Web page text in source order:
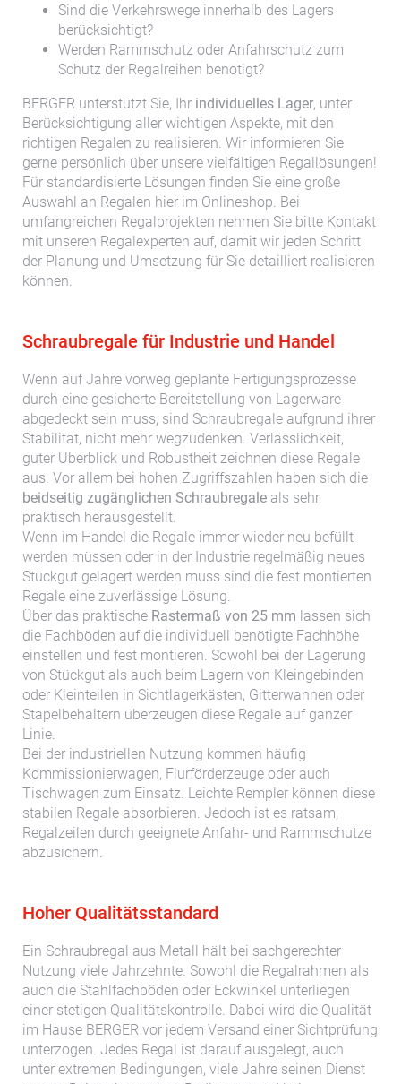
Sind die Verkehrswege innerhalb des Lagers
berücksichtigt?
Werden Rammschutz oder Anfahrschutz zum
Schutz der Regalreihen benötigt?
BERGER unterstützt Sie, Ihr individuelles Lager, unter
Berücksichtigung aller wichtigen Aspekte, mit den
richtigen Regalen zu realisieren. Wir informieren Sie
gerne persönlich über unsere vielfältigen Regallösungen!
Für standardisierte Lösungen finden Sie eine große
Auswahl an Regalen hier im Onlineshop. Bei
umfangreichen Regalprojekten nehmen Sie bitte Kontakt
mit unseren Regalexperten auf, damit wir jeden Schritt
der Planung und Umsetzung für Sie detailliert realisieren
können.
Schraubregale für Industrie und Handel
Wenn auf Jahre vorweg geplante Fertigungsprozesse
durch eine gesicherte Bereitstellung von Lagerware
abgedeckt sein muss, sind Schraubregale aufgrund ihrer
Stabilität, nicht mehr wegzudenken. Verlässlichkeit,
guter Überblick und Robustheit zeichnen diese Regale
aus. Vor allem bei hohen Zugriffszahlen haben sich die
beidseitig zugänglichen Schraubregale als sehr
praktisch herausgestellt.
Wenn im Handel die Regale immer wieder neu befüllt
werden müssen oder in der Industrie regelmäßig neues
Stückgut gelagert werden muss sind die fest montierten
Regale eine zuverlässige Lösung.
Über das praktische Rastermaß von 25 mm lassen sich
die Fachböden auf die individuell benötigte Fachhöhe
einstellen und fest montieren. Sowohl bei der Lagerung
von Stückgut als auch beim Lagern von Kleingebinden
oder Kleinteilen in Sichtlagerkästen, Gitterwannen oder
Stapelbehältern überzeugen diese Regale auf ganzer
Linie.
Bei der industriellen Nutzung kommen häufig
Kommissionierwagen, Flurförderzeuge oder auch
Tischwagen zum Einsatz. Leichte Rempler können diese
stabilen Regale absorbieren. Jedoch ist es ratsam,
Regalzeilen durch geeignete Anfahr- und Rammschutze
abzusichern.
Hoher Qualitätsstandard
Ein Schraubregal aus Metall hält bei sachgerechter
Nutzung viele Jahrzehnte. Sowohl die Regalrahmen als
auch die Stahlfachböden oder Eckwinkel unterliegen
einer stetigen Qualitätskontrolle. Dabei wird die Qualität
im Hause BERGER vor jedem Versand einer Sichtprüfung
unterzogen. Jedes Regal ist darauf ausgelegt, auch
unter extremen Bedingungen, viele Jahre seinen Dienst